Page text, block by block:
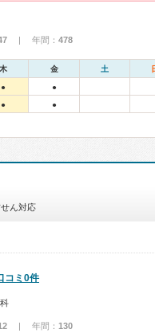
| 年間： 478
木 金 土
● ●
● ●
ん対応
コミ0件
| 年間： 130